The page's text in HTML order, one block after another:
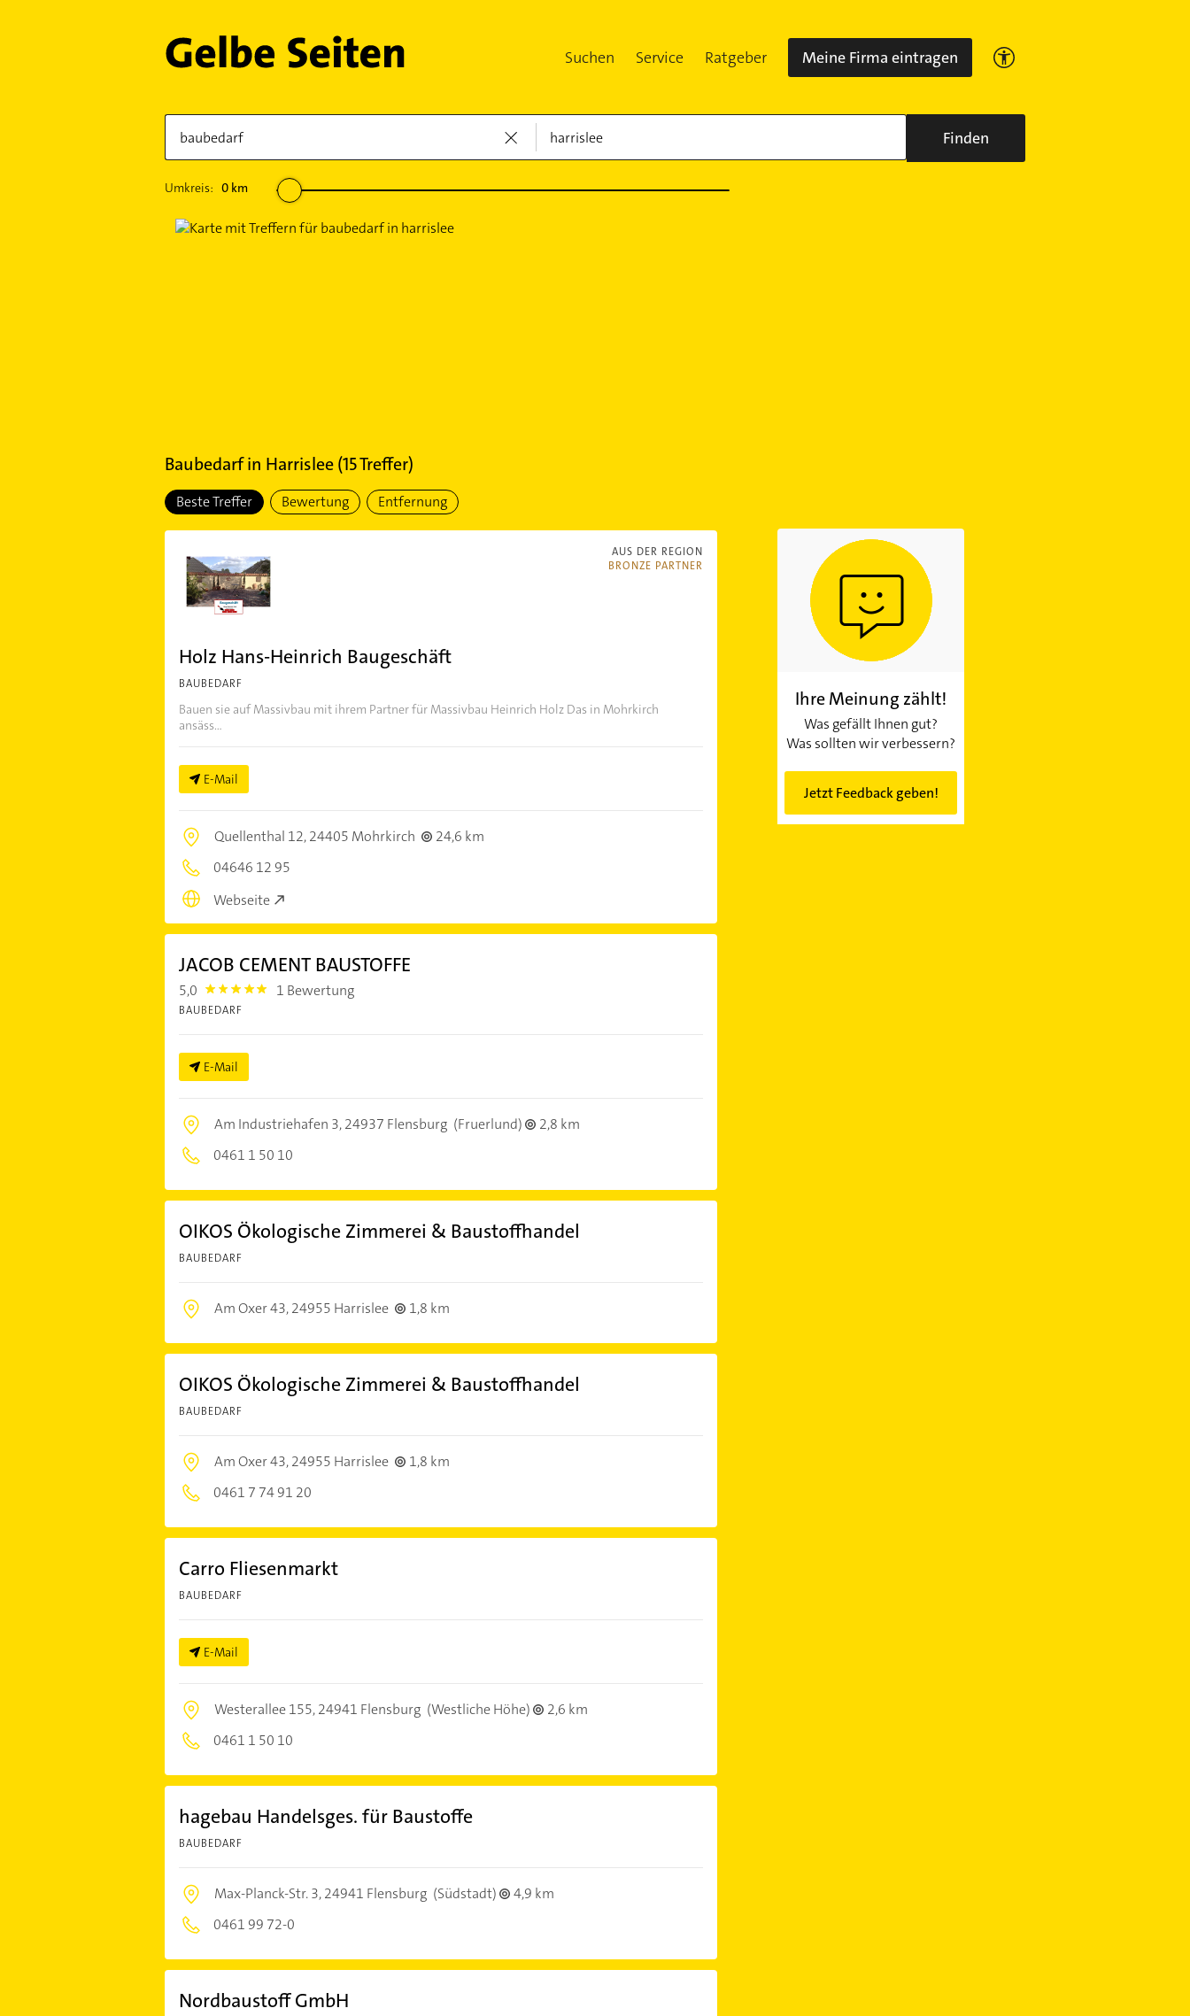
Suchen Service Ratgeber Meine Firma eintragen
Finden
Umkreis: 0km
Baubedarfin Harrislee(15Treffer)
Beste Treffer Bewertung Entfernung
AUS DER REGION
BRONZE PARTNER
Holz Hans-Heinrich Baugeschäft
BAUBEDARF
Bauen sie auf Massivbau mit ihrem Partner für Massivbau Heinrich Holz Das in Mohrkirch
ansäss...
E-Mail
Quellenthal 12,24405 Mohrkirch
24,6 km
04646 12 95
Webseite
JACOB CEMENT BAUSTOFFE
5,0 5.0 1 Bewertung
BAUBEDARF
E-Mail
Am Industriehafen 3,24937 Flensburg (Fruerlund)
2,8 km
0461 1 50 10
OIKOS Ökologische Zimmerei & Baustoffhandel
BAUBEDARF
Am Oxer 43,24955 Harrislee 1,8 km
OIKOS Ökologische Zimmerei & Baustoffhandel
BAUBEDARF
Am Oxer 43,24955 Harrislee
1,8 km
0461 7 74 91 20
Carro Fliesenmarkt
BAUBEDARF
E-Mail
Westerallee 155,24941 Flensburg (Westliche Höhe)
2,6 km
0461 1 50 10
hagebau Handelsges. für Baustoffe
BAUBEDARF
Max-Planck-Str. 3,24941 Flensburg (Südstadt)
4,9 km
0461 99 72-0
Nordbaustoff GmbH
Ihre Meinung zählt!
Was gefällt Ihnen gut?
Was sollten wir verbessern?
Jetzt Feedback geben!